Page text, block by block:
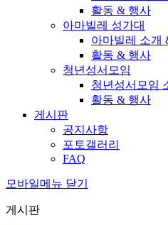
활동 & 행사
아마빌레 성가대
아마빌레 소개
활동 & 행사
청년성서모임
청년성서모임
활동 & 행사
게시판
공지사항
포토갤러리
FAQ
모바일메뉴 닫기
게시판